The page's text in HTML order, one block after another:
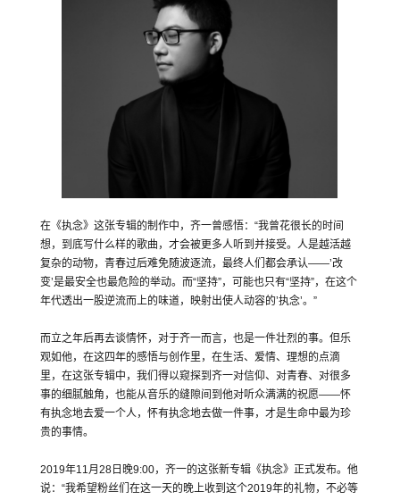
在《执念》这张专辑的制作中，齐一曾感悟：“我曾花很长的时间
想，到底写什么样的歌曲，才会被更多人听到并接受。人是越活越
复杂的动物，青春过后难免随波逐流，最终人们都会承认——’改
变’是最安全也最危险的举动。而“坚持”，可能也只有“坚持”，在这个
年代透出一股逆流而上的味道，映射出使人动容的’执念’。”
而⽴之年后再去谈情怀，对于齐一而言，也是一件壮烈的事。但乐
观如他，在这四年的感悟与创作里，在生活、爱情、理想的点滴
里，在这张专辑中，我们得以窥探到齐一对信仰、对青春、对很多
事的细腻触角，也能从音乐的缝隙间到他对听众满满的祝愿——怀
有执念地去爱一个人，怀有执念地去做一件事，才是生命中最为珍
贵的事情。
2019年11月28日晚9:00，齐一的这张新专辑《执念》正式发布。他
说：“我希望粉丝们在这一天的晚上收到这个2019年的礼物，不必等